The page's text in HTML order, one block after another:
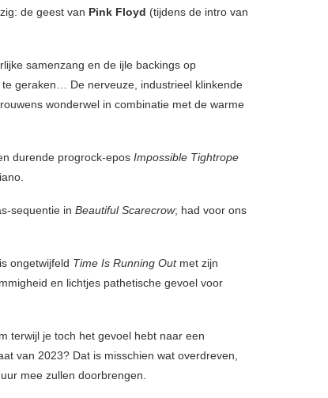
de geest van Pink Floyd (tijdens de intro van
samenzang en de ijle backings op
geraken… De nerveuze, industrieel klinkende
wonderwel in combinatie met de warme
durende progrock-epos Impossible Tightrope
sequentie in Beautiful Scarecrow; had voor ons
ongetwijfeld Time Is Running Outmet zijn
en lichtjes pathetische gevoel voor
terwijl je toch het gevoel hebt naar een
van 2023? Dat is misschien wat overdreven,
mee zullen doorbrengen.